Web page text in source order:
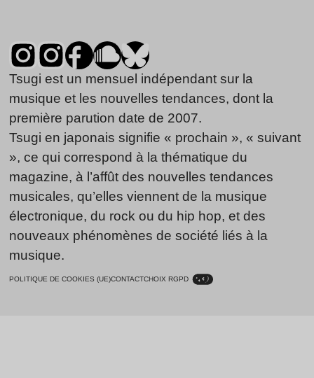
Tsugi est un mensuel indépendant sur la
musique et les nouvelles tendances, dont la
première parution date de 2007.
Tsugi en japonais signifie « prochain », « suivant
», ce qui correspond à la thématique du
magazine, à l’affût des nouvelles tendances
musicales, qu’elles viennent de la musique
électronique, du rock ou du hip hop, et des
nouveaux phénomènes de société liés à la
musique.
POLITIQUE DE COOKIES (UE)CONTACTCHOIX RGPD